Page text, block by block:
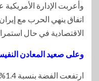
وأعربت الإدارة الأمريكية
اتفاق ينهي الحرب مع
الاقتصادية في حال
وعلى صعيد المعادن
ارتفعت الفضة بنسبة 1.4% إلى 80.17 دولارًا للأونصة،